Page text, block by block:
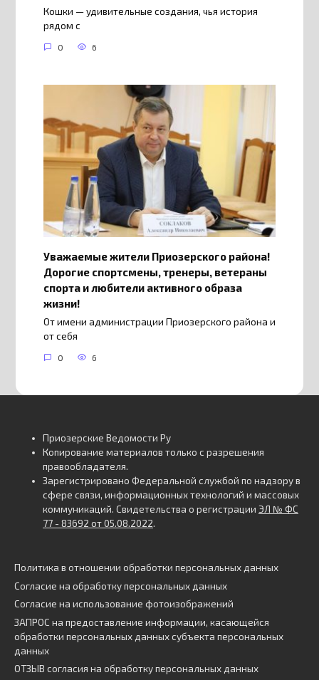
Кошки — удивительные создания, чья история
рядом с
0 6
Уважаемые жители Приозерского района!
Дорогие спортсмены, тренеры, ветераны
спорта и любители активного образа
жизни!
От имени администрации Приозерского района и
от себя
0 6
Приозерские Ведомости Ру
Копирование материалов только с разрешения
правообладателя.
Зарегистрировано Федеральной службой по надзору в
сфере связи, информационных технологий и массовых
коммуникаций. Свидетельства о регистрации ЭЛ № ФС
77 - 83692 от 05.08.2022.
Политика в отношении обработки персональных данных
Согласие на обработку персональных данных
Согласие на использование фотоизображений
ЗАПРОС на предоставление информации, касающейся
обработки персональных данных субъекта персональных
данных
ОТЗЫВ согласия на обработку персональных данных